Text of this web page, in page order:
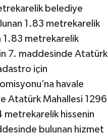
belediye
1.83 metrekarelik
1.83 metrekarelik
7. maddesinde Atatürk
için
havale
Atatürk Mahallesi 1296
metrekarelik hissenin
bulunan hizmet